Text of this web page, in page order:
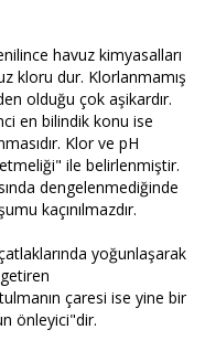
havuz kimyasalları
kloru dur. Klorlanmamış
olduğu çok aşikardır.
en bilindik konu ise
Klor ve pH
ile belirlenmiştir.
dengelenmediğinde
kaçınılmazdır.
yoğunlaşarak
çaresi ise yine bir
önleyici"dir.